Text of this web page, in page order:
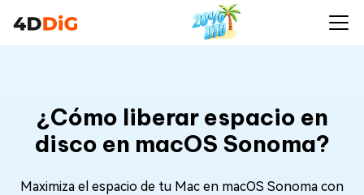
¿Cómo liberar espacio en
disco en macOS Sonoma?
Maximiza el espacio de tu Mac en macOS Sonoma con